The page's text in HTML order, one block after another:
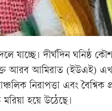
যাচ্ছে। দীর্ঘদিন ঘনিষ্ঠ
আরব আমিরাত (ইউএই) এখন
নিরাপত্তা এবং বৈশ্বিক
হয়ে উঠেছে।